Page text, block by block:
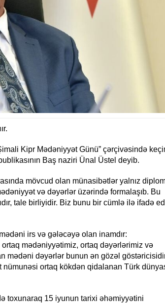
Kipr Mədəniyyət Günü” çərçivəsində
Baş naziri Ünal Üstel deyib.
mövcud olan münasibətlər yalnız
və dəyərlər üzərində formalaşıb. Bu
tale birliyidir. Biz bunu bir cümlə ilə ifadə
irs və gələcəyə olan inamdır:
mədəniyyətimiz, ortaq dəyərlərimiz və
mədəni dəyərlər bunun ən gözəl
ortaq kökdən qidalanan Türk
toxunaraq 15 iyunun tarixi əhəmiyyətini